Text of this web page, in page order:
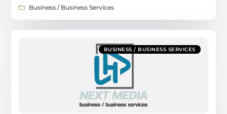
Business / Business Services
BUSINESS / BUSINESS SERVICES